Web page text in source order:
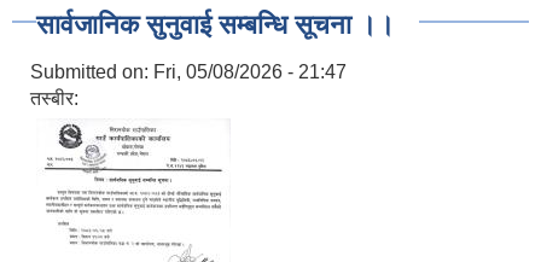
सार्वजानिक सुनुवाई सम्बन्धि सूचना ।।
Submitted on: Fri, 05/08/2026 - 21:47
तस्बीर: